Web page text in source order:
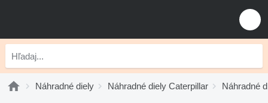
Náhradné diely Náhradné diely Caterpillar Náhradné